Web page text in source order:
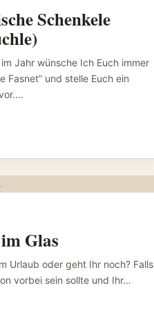
Schenkele
Jahr wünsche Ich Euch immer
Fasnet” und stelle Euch ein
Glas
Urlaub oder geht Ihr noch? Falls
vorbei sein sollte und Ihr…